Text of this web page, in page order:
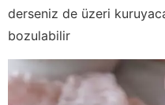
derseniz de üzeri
bozulabilir